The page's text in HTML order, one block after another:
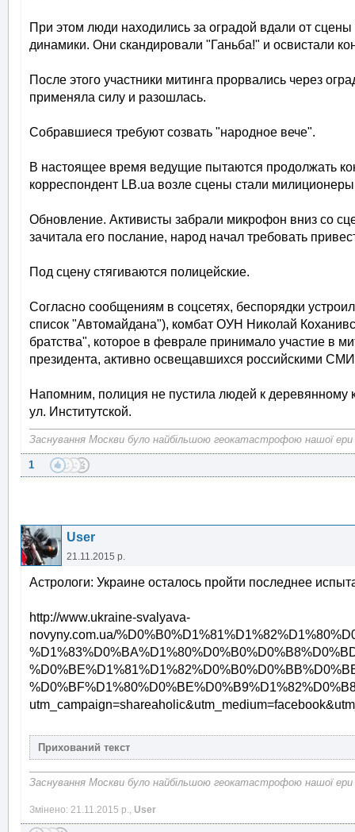
При этом люди находились за оградой вдали от
динамики. Они скандировали "Ганьба!" и освистали
После этого участники митинга прорвались через
применяла силу и разошлась.
Собравшиеся требуют созвать "народное вече".
В настоящее время ведущие пытаются продолжать
корреспондент LB.ua возле сцены стали
Обновление. Активисты забрали микрофон вниз со
зачитала его послание, народ начал требовать
Под сцену стягиваются полицейские.
Согласно сообщениям в соцсетях, беспорядки
список "Автомайдана"), комбат ОУН Николай
братства", которое в феврале принимало участие в
президента, активно освещавшихся российскими
Напомним, полиция не пустила людей к деревянному
ул. Институтской.
Заснування Москви було найбільшою геокатастрофою нашої ери
1
User
21.11.2015 р.
Астрологи: Украине осталось пройти последнее
http://www.ukraine-svalyava-
novyny.com.ua/
Заснування Москви було найбільшою геокатастрофою нашої ери
Змінено: 21.11.2015 р., User